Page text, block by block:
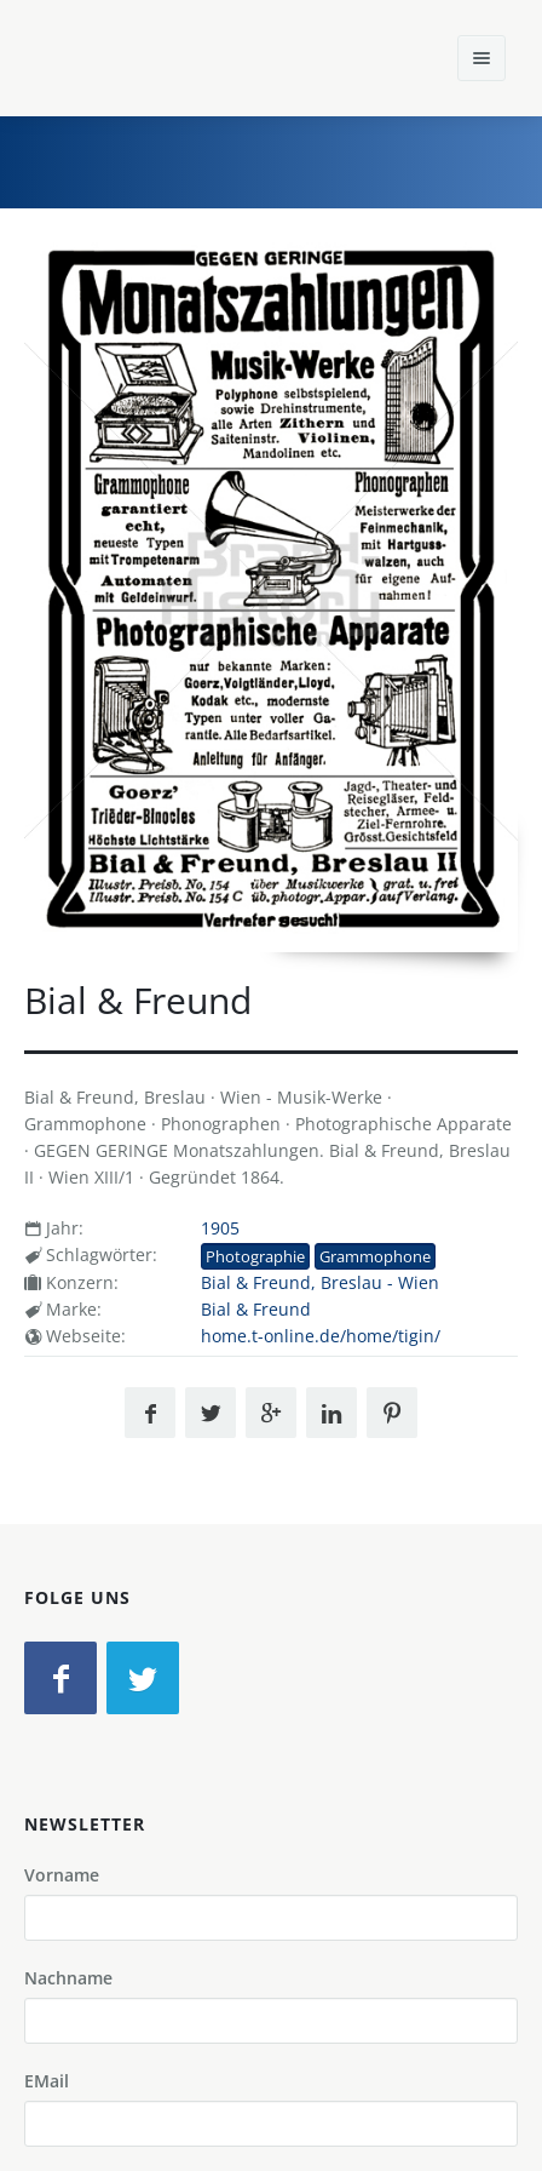
Einst und Heute
Marken
Konzerne
Bial & Freund
Bial & Freund, Breslau · Wien - Musik-Werke ·
Grammophone · Phonographen · Photographische Apparate
· GEGEN GERINGE Monatszahlungen. Bial & Freund, Breslau
II · Wien XIII/1 · Gegründet 1864.
Jahr:
1905
Schlagwörter:
Photographie Grammophone
Konzern:
Bial & Freund, Breslau - Wien
Marke:
Bial & Freund
Webseite:
home.t-online.de/home/tigin/
FOLGE UNS
NEWSLETTER
Vorname
Nachname
EMail